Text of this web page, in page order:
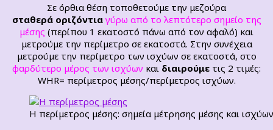
Σε όρθια θέση τοποθετούμε την μεζούρα
σταθερά οριζόντια γύρω από το λεπτότερο σημείο της
μέσης (περίπου 1 εκατοστό πάνω από τον αφαλό) και
μετρούμε την περίμετρο σε εκατοστά. Στην συνέχεια
μετρούμε την περίμετρο των ισχύων σε εκατοστά, στο
φαρδύτερο μέρος των ισχύων και διαιρούμε τις 2 τιμές:
WHR= περίμετρος μέσης/περίμετρος ισχύων.
Η περίμετρος μέσης: σημεία μέτρησης μέσης και